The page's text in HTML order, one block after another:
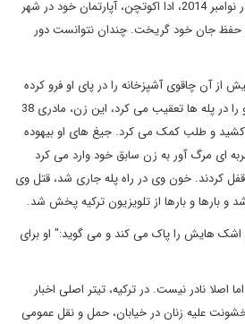
عصری آرام در نوامبر 2014، ادا اکوتچن، آپارتمان خود در شهر
حفظ جان خود گریخت. چندان نتوانست دور
از آن چاقوی آشپزخانه را در پای او فرو کرده
بود. همچنان که مرد رد خون او را در پله ها تعقیب می کرد، این زن، مادری 38
کشید و طلب کمک می کرد. جیغ های او بیهوده
ای مرگ آور به زن سابق خود وارد می کرد
کردند. خون وی در راه پله جاری شد، قتل وی
بارها و بارها از تلویزیون ترکیه پخش شد.
اشک هایش را پاک می کند و می گوید:" او برای
اصلا نادر نیست. در ترکیه، تیتر اصلی اخبار
علیه زنان در خیابان، حمل و نقل عمومی